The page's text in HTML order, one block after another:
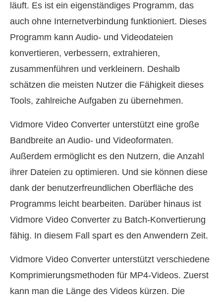
läuft. Es ist ein eigenständiges Programm, das
auch ohne Internetverbindung funktioniert. Dieses
Programm kann Audio‑ und Videodateien
konvertieren, verbessern, extrahieren,
zusammenführen und verkleinern. Deshalb
schätzen die meisten Nutzer die Fähigkeit dieses
Tools, zahlreiche Aufgaben zu übernehmen.
Vidmore Video Converter unterstützt eine große
Bandbreite an Audio‑ und Videoformaten.
Außerdem ermöglicht es den Nutzern, die Anzahl
ihrer Dateien zu optimieren. Und sie können diese
dank der benutzerfreundlichen Oberfläche des
Programms leicht bearbeiten. Darüber hinaus ist
Vidmore Video Converter zu Batch‑Konvertierung
fähig. In diesem Fall spart es den Anwendern Zeit.
Vidmore Video Converter unterstützt verschiedene
Komprimierungsmethoden für MP4‑Videos. Zuerst
kann man die Länge des Videos kürzen. Die